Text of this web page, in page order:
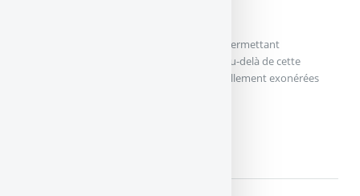
L’assurance vie est un contrat à durée fixe permettant
l’exonération fiscale dès 8 ans d’existence. Au-delà de cette
période, les plus-values réalisées sont partiellement exonérées